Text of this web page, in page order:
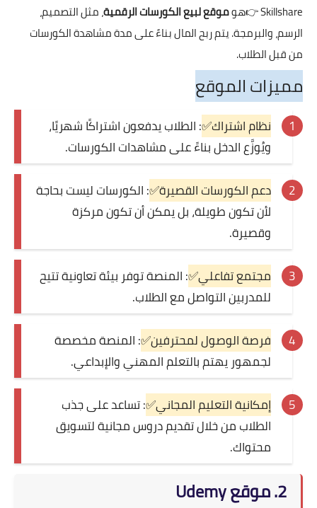
Skillshare👉هوموقع لبيع الكورسات الرقمية، مثل التصميم،
الرسم، والبرمجة. يتم ربح المال بناءً على مدة مشاهدة الكورسات
من قبل الطلاب.
مميزات الموقع
نظام اشتراك✅: الطلاب يدفعون اشتراكًا شهريًا،
ويُوزَّع الدخل بناءً على مشاهدات الكورسات.
دعم الكورسات القصيرة✅: الكورسات ليست بحاجة
لأن تكون طويلة، بل يمكن أن تكون مركزة
وقصيرة.
مجتمع تفاعلي✅: المنصة توفر بيئة تعاونية تتيح
للمدربين التواصل مع الطلاب.
فرصة الوصول لمحترفين✅: المنصة مخصصة
لجمهور يهتم بالتعلم المهني والإبداعي.
إمكانية التعليم المجاني✅: تساعد على جذب
الطلاب من خلال تقديم دروس مجانية لتسويق
محتواك.
2. موقع Udemy